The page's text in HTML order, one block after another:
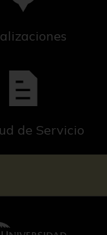
de Servicio